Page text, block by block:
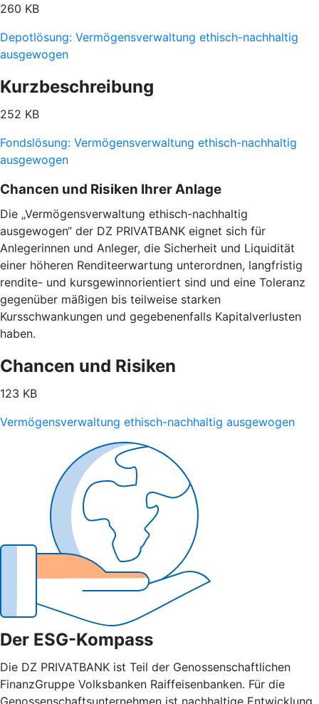
260 KB
Depotlösung: Vermögensverwaltung ethisch-nachhaltig
ausgewogen
Kurzbeschreibung
252 KB
Fondslösung: Vermögensverwaltung ethisch-nachhaltig
ausgewogen
Chancen und Risiken Ihrer Anlage
Die „Vermögensverwaltung ethisch-nachhaltig
ausgewogen“ der DZ PRIVATBANK eignet sich für
Anlegerinnen und Anleger, die Sicherheit und Liquidität
einer höheren Renditeerwartung unterordnen, langfristig
rendite- und kursgewinnorientiert sind und eine Toleranz
gegenüber mäßigen bis teilweise starken
Kursschwankungen und gegebenenfalls Kapitalverlusten
haben.
Chancen und Risiken
123 KB
Vermögensverwaltung ethisch-nachhaltig ausgewogen
Der ESG-Kompass
Die DZ PRIVATBANK ist Teil der Genossenschaftlichen
FinanzGruppe Volksbanken Raiffeisenbanken. Für die
Genossenschaftsunternehmen ist nachhaltige Entwicklung